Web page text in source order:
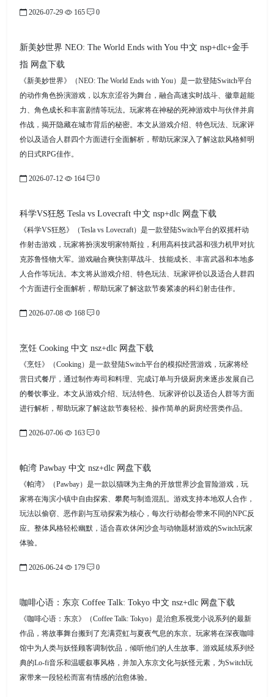
2026-07-29 165 0
新美妙世界 NEO: The World Ends with You 中文 nsp+dlc+金手
指 网盘下载
《新美妙世界》（NEO: The World Ends with You）是一款登陆Switch平台
的动作角色扮演游戏，以东京涩谷为舞台，融合高速实时战斗、徽章超能
力、角色成长和丰富剧情等玩法。玩家将在神秘的死神游戏中与伙伴并肩
作战，揭开隐藏在城市背后的秘密。本文从游戏介绍、特色玩法、玩家评
价以及适合人群四个方面进行全面解析，帮助玩家深入了解这款风格鲜明
的日式RPG佳作。
2026-07-12 164 0
科学VS狂怒 Tesla vs Lovecraft 中文 nsp+dlc 网盘下载
《科学VS狂怒》（Tesla vs Lovecraft）是一款登陆Switch平台的双摇杆动
作射击游戏，玩家将扮演发明家特斯拉，利用高科技武器和强力机甲对抗
克苏鲁怪物大军。游戏融合爽快割草战斗、技能成长、丰富武器和本地多
人合作等玩法。本文将从游戏介绍、特色玩法、玩家评价以及适合人群四
个方面进行全面解析，帮助玩家了解这款节奏紧凑的科幻射击佳作。
2026-07-08 168 0
烹饪 Cooking 中文 nsz+dlc 网盘下载
《烹饪》（Cooking）是一款登陆Switch平台的模拟经营游戏，玩家将经
营日式餐厅，通过制作寿司和料理、完成订单与升级厨房来逐步发展自己
的餐饮事业。本文从游戏介绍、玩法特色、玩家评价以及适合人群等方面
进行解析，帮助玩家了解这款节奏轻松、操作简单的厨房经营类作品。
2026-07-06 163 0
帕湾 Pawbay 中文 nsz+dlc 网盘下载
《帕湾》（Pawbay）是一款以猫咪为主角的开放世界沙盒冒险游戏，玩
家将在海滨小镇中自由探索、攀爬与制造混乱。游戏支持本地双人合作，
玩法以偷窃、恶作剧与互动探索为核心，每次行动都会带来不同的NPC反
应。整体风格轻松幽默，适合喜欢休闲沙盒与动物题材游戏的Switch玩家
体验。
2026-06-24 179 0
咖啡心语：东京 Coffee Talk: Tokyo 中文 nsz+dlc 网盘下载
《咖啡心语：东京》（Coffee Talk: Tokyo）是治愈系视觉小说系列的最新
作品，将故事舞台搬到了充满霓虹与夏夜气息的东京。玩家将在深夜咖啡
馆中为人类与妖怪顾客调制饮品，倾听他们的人生故事。游戏延续系列经
典的Lo-fi音乐和温暖叙事风格，并加入东京文化与妖怪元素，为Switch玩
家带来一段轻松而富有情感的治愈体验。